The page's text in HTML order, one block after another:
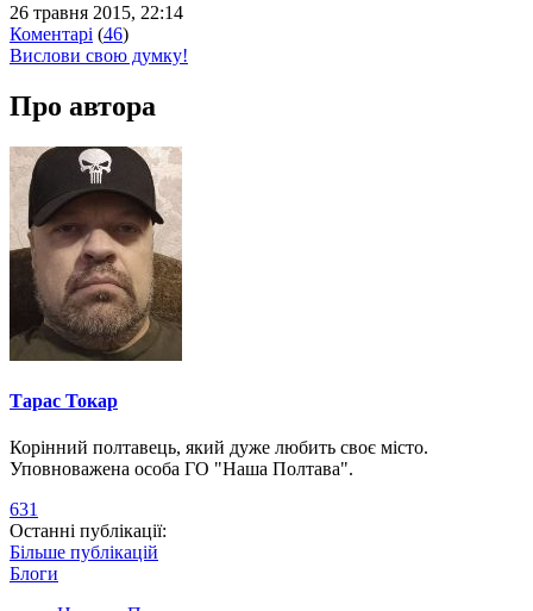
26 травня 2015, 22:14
Коментарі (46)
Вислови свою думку!
Про автора
Тарас Токар
Корінний полтавець, який дуже любить своє місто.
Уповноважена особа ГО "Наша Полтава".
631
Останні публікації:
Більше публікацій
Блоги